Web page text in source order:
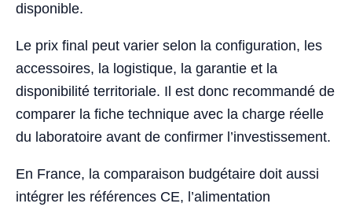
disponible.
Le prix final peut varier selon la configuration, les
accessoires, la logistique, la garantie et la
disponibilité territoriale. Il est donc recommandé de
comparer la fiche technique avec la charge réelle
du laboratoire avant de confirmer l’investissement.
En France, la comparaison budgétaire doit aussi
intégrer les références CE, l’alimentation